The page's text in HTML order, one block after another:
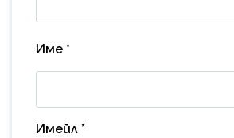
Име *
Имейл *